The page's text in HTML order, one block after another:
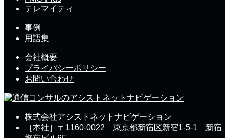
テレマイティ
事例
用語集
会社概要
プライバシーポリシー
お問い合わせ
株式会社アシストネットナビゲーション
［本社］〒1160-0022 東京都新宿区新宿1-5-1 新宿